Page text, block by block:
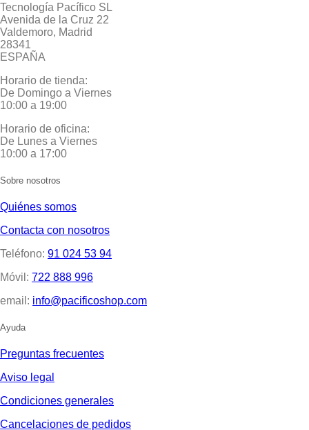
Tecnología Pacífico SL
Avenida de la Cruz 22
Valdemoro, Madrid
28341
ESPAÑA
Horario de tienda:
De Domingo a Viernes
10:00 a 19:00
Horario de oficina:
De Lunes a Viernes
10:00 a 17:00
Sobre nosotros
Quiénes somos
Contacta con nosotros
Teléfono: 91 024 53 94
Móvil: 722 888 996
email: info@pacificoshop.com
Ayuda
Preguntas frecuentes
Aviso legal
Condiciones generales
Cancelaciones de pedidos